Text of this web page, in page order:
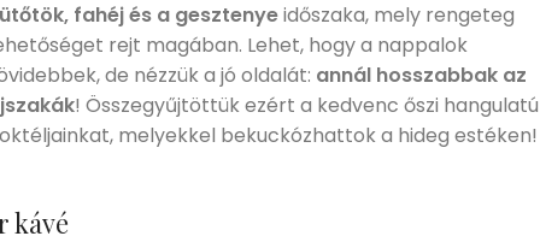
fahéj és a gesztenyeidőszaka, mely rengeteg
rejt magában. Lehet, hogy a nappalok
de nézzük a jó oldalát: annál hosszabbak az
! Összegyűjtöttük ezért a kedvenc őszi hangulatú
melyekkel bekuckózhattok a hideg estéken!
kávé